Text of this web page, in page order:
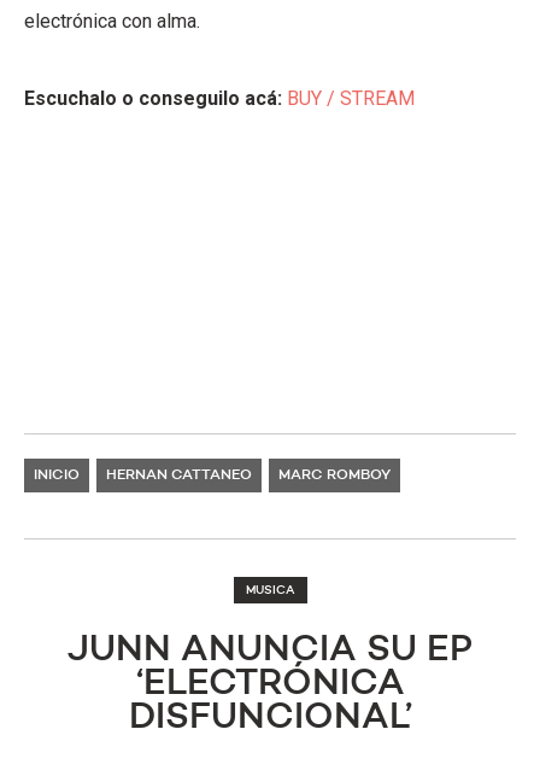
electrónica con alma.
Escuchalo o conseguilo acá: BUY / STREAM
INICIO HERNAN CATTANEO MARC ROMBOY
MUSICA
JUNN ANUNCIA SU EP
‘ELECTRÓNICA
DISFUNCIONAL’